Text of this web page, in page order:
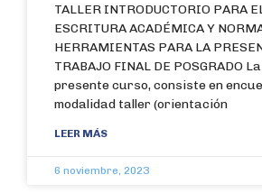
TALLER INTRODUCTORIO PARA
ESCRITURA ACADÉMICA Y
HERRAMIENTAS PARA LA
TRABAJO FINAL DE POSGRADO
presente curso, consiste en
modalidad taller (orientación
LEER MÁS
6 noviembre, 2023